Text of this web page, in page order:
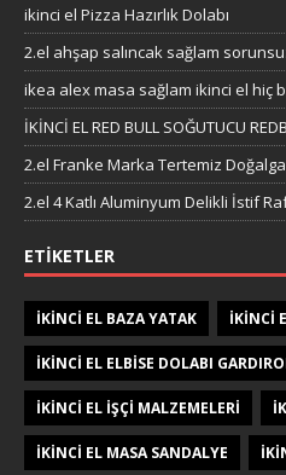
ikinci el Pizza Hazırlık Dolabı
2.el ahşap salıncak sağlam
ikea alex masa sağlam ikinci el hiç
İKİNCİ EL RED BULL SOĞUTUCU
2.el Franke Marka Tertemiz
2.el 4 Katlı Aluminyum Delikli İstif
ETIKETLER
IKINCI EL BAZA YATAK IKINCI
IKINCI EL ELBISE DOLABI
IKINCI EL IŞÇI MALZEMELERI
IKINCI EL MASA SANDALYE